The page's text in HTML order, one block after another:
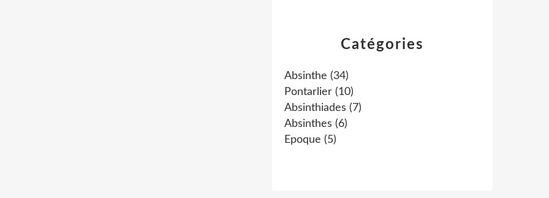
Catégories
Absinthe (34)
Pontarlier (10)
Absinthiades (7)
Absinthes (6)
Epoque (5)